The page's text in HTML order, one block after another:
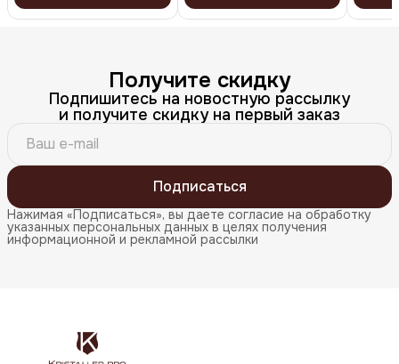
Получите скидку
Подпишитесь на новостную рассылку
и получите скидку на первый заказ
Подписаться
Нажимая «Подписаться», вы даете согласие на обработку
указанных персональных данных в целях получения
информационной и рекламной рассылки